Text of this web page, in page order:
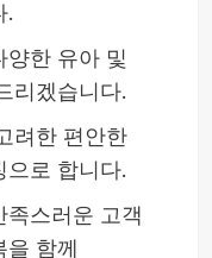
.
양한 유아 및
리겠습니다.
려한 편안한
으로 합니다.
족스러운 고객
함께